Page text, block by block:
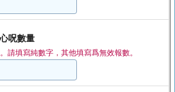
呪數量
請填寫純數字，其他填寫爲無效報數。